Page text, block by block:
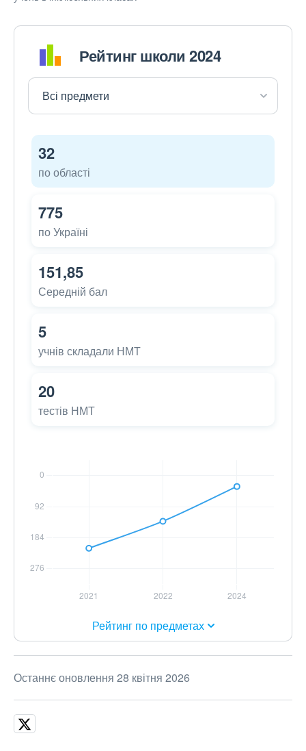
Рейтинг школи 2024
32
по області
775
по Україні
151,85
Середній бал
5
учнів складали НМТ
20
тестів НМТ
Рейтинг по предметах
Останнє оновлення 28 квітня 2026